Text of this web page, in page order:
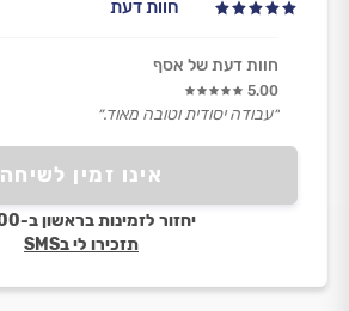
חוות דעת
אינו זמין לשיחה
יחזור לזמינות בראשון ב-00:00
תזכירו לי בSMS
חוות דעת של אסף
5.00
״עבודה יסודית וטובה מאוד.״